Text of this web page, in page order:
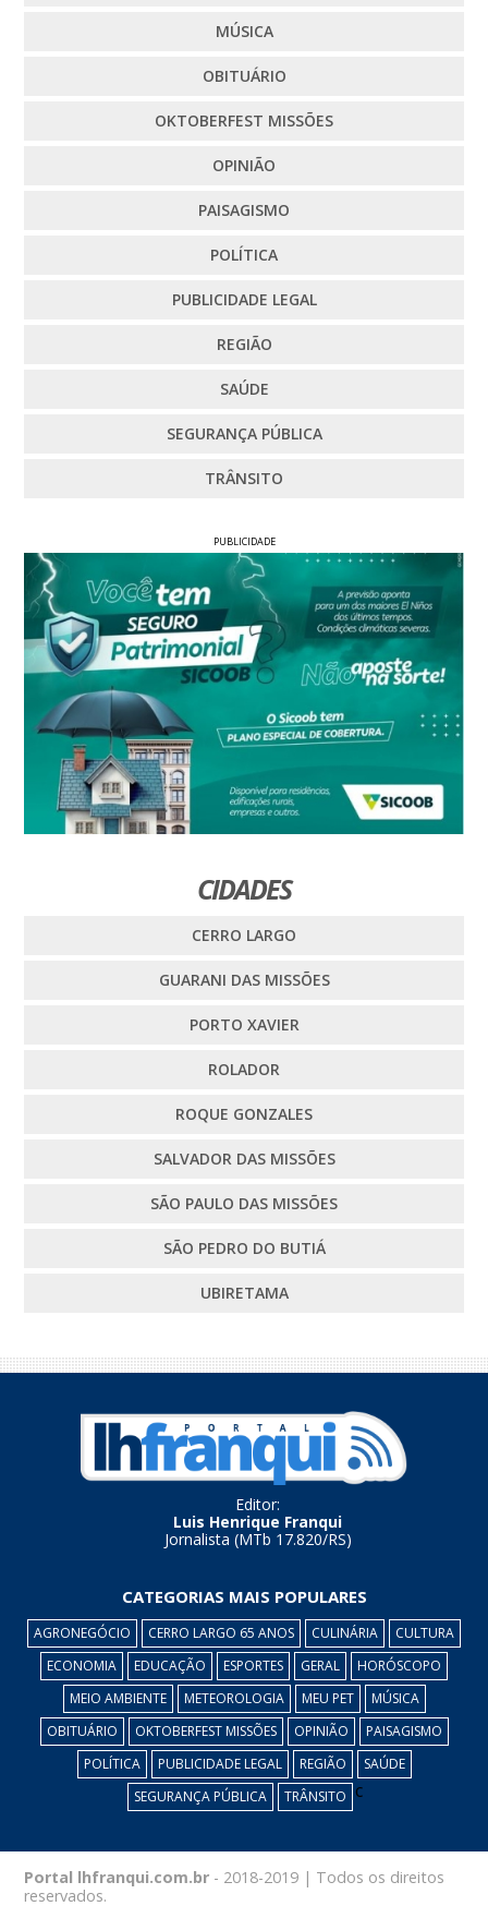
MÚSICA
OBITUÁRIO
OKTOBERFEST MISSÕES
OPINIÃO
PAISAGISMO
POLÍTICA
PUBLICIDADE LEGAL
REGIÃO
SAÚDE
SEGURANÇA PÚBLICA
TRÂNSITO
PUBLICIDADE
CIDADES
CERRO LARGO
GUARANI DAS MISSÕES
PORTO XAVIER
ROLADOR
ROQUE GONZALES
SALVADOR DAS MISSÕES
SÃO PAULO DAS MISSÕES
SÃO PEDRO DO BUTIÁ
UBIRETAMA
Editor:
Luis Henrique Franqui
Jornalista (MTb 17.820/RS)
CATEGORIAS MAIS POPULARES
AGRONEGÓCIO CERRO LARGO 65 ANOS CULINÁRIA
CULTURA
ECONOMIA
EDUCAÇÃO ESPORTES GERAL
HORÓSCOPO
MEIO AMBIENTE
METEOROLOGIA MEU PET
MÚSICA
OBITUÁRIO
OKTOBERFEST MISSÕES OPINIÃO
PAISAGISMO
POLÍTICA
PUBLICIDADE LEGAL REGIÃO
SAÚDE
SEGURANÇA PÚBLICA
TRÂNSITO c
Portal lhfranqui.com.br - 2018-2019 | Todos os direitos
reservados.